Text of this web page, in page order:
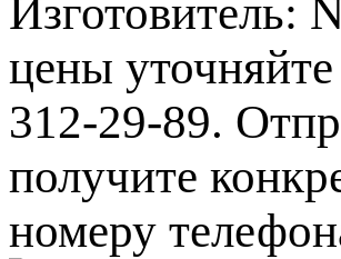
Изготовитель:
цены
312-29-89.
получите
номеру